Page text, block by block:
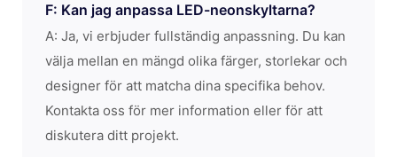
F: Kan jag anpassa LED-neonskyltarna?
A: Ja, vi erbjuder fullständig anpassning. Du kan
välja mellan en mängd olika färger, storlekar och
designer för att matcha dina specifika behov.
Kontakta oss för mer information eller för att
diskutera ditt projekt.